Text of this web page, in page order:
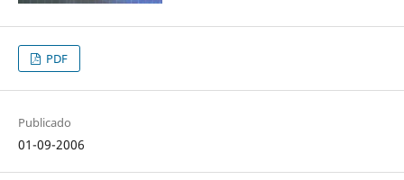
PDF
Publicado
01-09-2006